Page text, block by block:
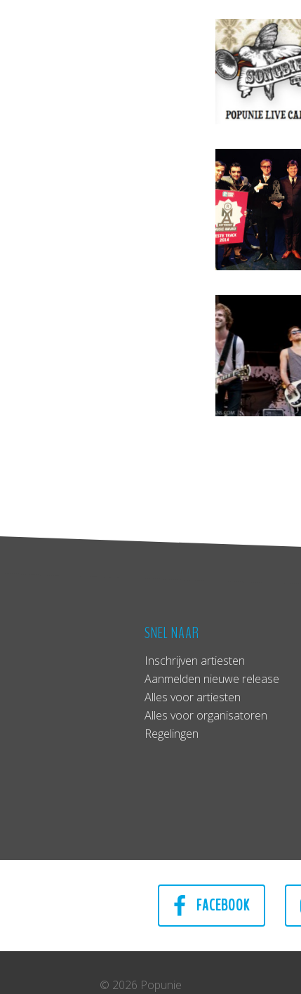
SNEL NAAR
Inschrijven artiesten
Aanmelden nieuwe release
Alles voor artiesten
Alles voor organisatoren
Regelingen
FACEBOOK
© 2026 Popunie